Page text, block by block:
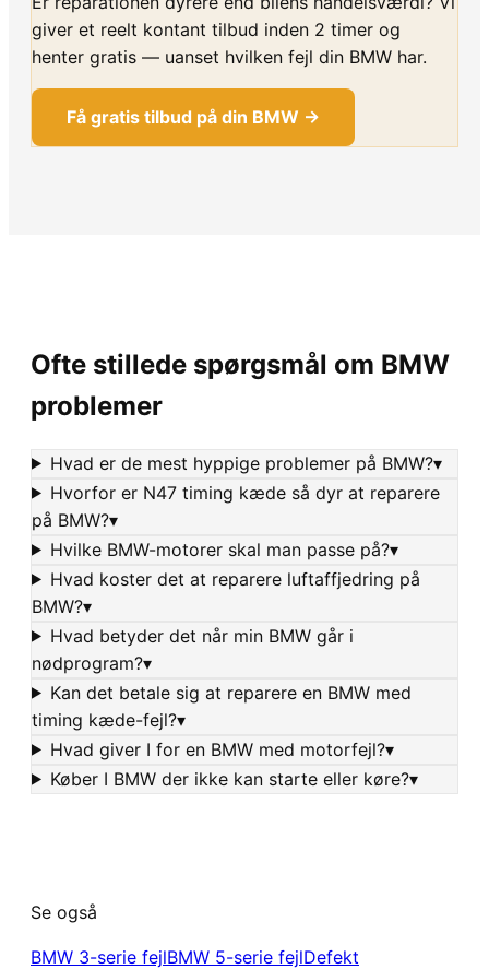
giver et reelt kontant tilbud inden 2 timer og
henter gratis — uanset hvilken fejl din BMW har.
Få gratis tilbud på din BMW →
Ofte stillede spørgsmål om BMW
problemer
Hvad er de mest hyppige problemer på BMW?▾
Hvorfor er N47 timing kæde så dyr at reparere
på BMW?▾
Hvilke BMW-motorer skal man passe på?▾
Hvad koster det at reparere luftaffjedring på
BMW?▾
Hvad betyder det når min BMW går i
nødprogram?▾
Kan det betale sig at reparere en BMW med
timing kæde-fejl?▾
Hvad giver I for en BMW med motorfejl?▾
Køber I BMW der ikke kan starte eller køre?▾
Se også
BMW 3-serie fejlBMW 5-serie fejlDefekt